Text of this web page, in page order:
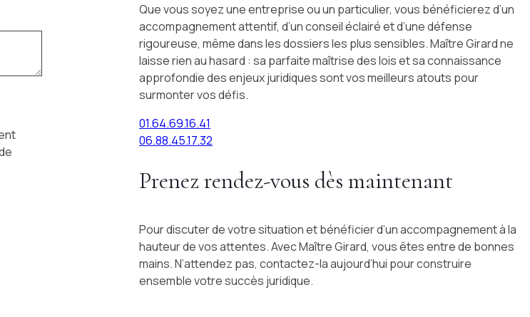
Que vous soyez une entreprise ou un particulier, vous bénéficierez d’un
accompagnement attentif, d’un conseil éclairé et d’une défense
rigoureuse, même dans les dossiers les plus sensibles. Maître Girard ne
laisse rien au hasard : sa parfaite maîtrise des lois et sa connaissance
approfondie des enjeux juridiques sont vos meilleurs atouts pour
surmonter vos défis.
01.64.69.16.41
06.88.45.17.32
Prenez rendez-vous dès maintenant
Pour discuter de votre situation et bénéficier d’un accompagnement à la
hauteur de vos attentes. Avec Maître Girard, vous êtes entre de bonnes
mains. N’attendez pas, contactez-la aujourd’hui pour construire
ensemble votre succès juridique.